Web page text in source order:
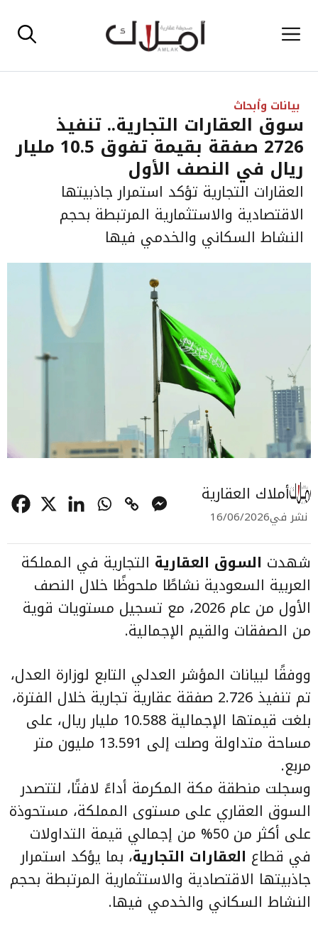
إلى القائمة
بيانات وأبحاث
سوق العقارات التجارية.. تنفيذ
2726 صفقة بقيمة تفوق 10.5 مليار
ريال في النصف الأول
العقارات التجارية تؤكد استمرار جاذبيتها
الاقتصادية والاستثمارية المرتبطة بحجم
النشاط السكاني والخدمي فيها
أملاك العقارية
نشر في16/06/2026
شهدت السوق العقارية التجارية في المملكة
العربية السعودية نشاطًا ملحوظًا خلال النصف
الأول من عام 2026، مع تسجيل مستويات قوية
من الصفقات والقيم الإجمالية.
ووفقًا لبيانات المؤشر العدلي التابع لوزارة العدل،
تم تنفيذ 2.726 صفقة عقارية تجارية خلال الفترة،
بلغت قيمتها الإجمالية 10.588 مليار ريال، على
مساحة متداولة وصلت إلى 13.591 مليون متر
مربع.
وسجلت منطقة مكة المكرمة أداءً لافتًا، لتتصدر
السوق العقاري على مستوى المملكة، مستحوذة
على أكثر من 50% من إجمالي قيمة التداولات
في قطاع العقارات التجارية، بما يؤكد استمرار
جاذبيتها الاقتصادية والاستثمارية المرتبطة بحجم
النشاط السكاني والخدمي فيها.